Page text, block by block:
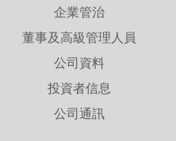
企業管治
董事及高級管理人員
公司資料
投資者信息
公司通訊